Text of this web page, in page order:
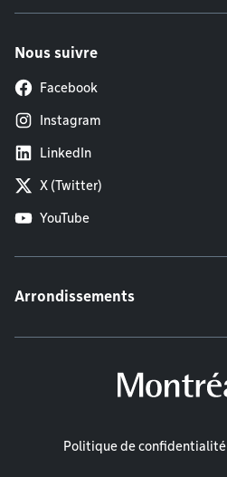
Nous suivre
Facebook
Instagram
LinkedIn
X (Twitter)
YouTube
Arrondissements
Mentions légales
Politique de confidentialité